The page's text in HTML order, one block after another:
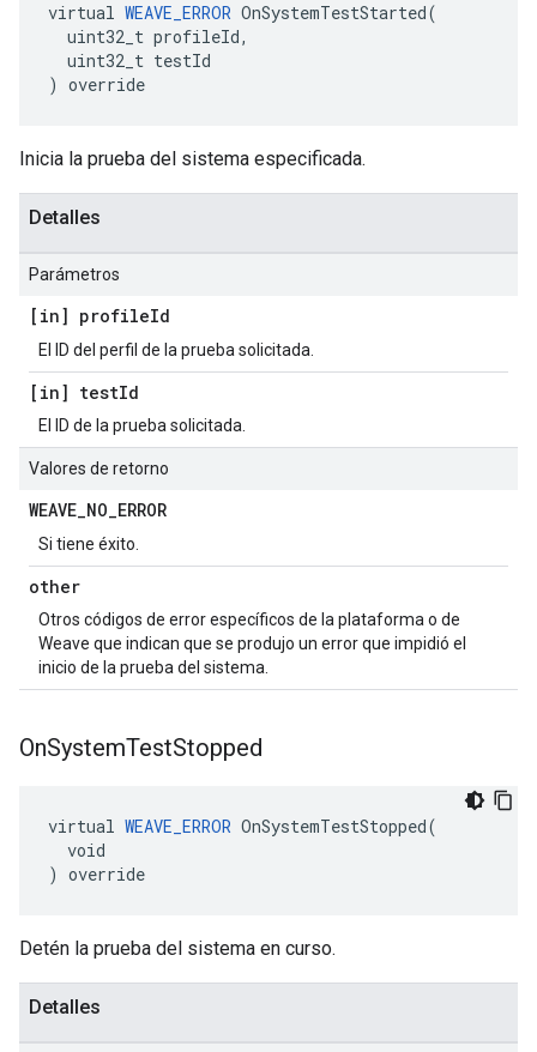
virtual WEAVE_ERROR OnSystemTestStarted(
  uint32_t profileId,
  uint32_t testId
) override
Inicia la prueba del sistema especificada.
Detalles
Parámetros
[in] profileId
El ID del perfil de la prueba solicitada.
[in] testId
El ID de la prueba solicitada.
Valores de retorno
WEAVE_NO_ERROR
Si tiene éxito.
other
Otros códigos de error específicos de la plataforma o de
Weave que indican que se produjo un error que impidió el
inicio de la prueba del sistema.
OnSystemTestStopped
virtual WEAVE_ERROR OnSystemTestStopped(
  void
) override
Detén la prueba del sistema en curso.
Detalles